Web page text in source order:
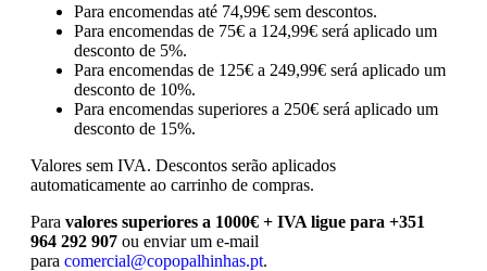
Para encomendas até 74,99€ sem descontos.
Para encomendas de 75€ a 124,99€ será aplicado um
desconto de 5%.
Para encomendas de 125€ a 249,99€ será aplicado um
desconto de 10%.
Para encomendas superiores a 250€ será aplicado um
desconto de 15%.
Valores sem IVA. Descontos serão aplicados
automaticamente ao carrinho de compras.
Para valores superiores a 1000€ + IVA ligue para +351
964 292 907 ou enviar um e-mail
para comercial@copopalhinhas.pt.